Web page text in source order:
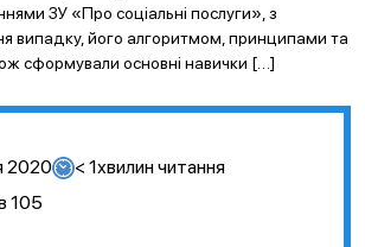
ЗУ «Про соціальні послуги», з
випадку, його алгоритмом, принципами та
сформували основні навички […]
2020 < 1хвилин читання
105